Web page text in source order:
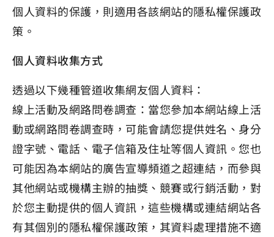
個人資料的保護，則適用各該網站的隱私權保護政
策。
個人資料收集方式
透過以下幾種管道收集網友個人資料：
線上活動及網路問卷調查：當您參加本網站線上活
動或網路問卷調查時，可能會請您提供姓名、身分
證字號、電話、電子信箱及住址等個人資訊。您也
可能因為本網站的廣告宣導頻道之超連結，而參與
其他網站或機構主辦的抽獎、競賽或行銷活動，對
於您主動提供的個人資訊，這些機構或連結網站各
有其個別的隱私權保護政策，其資料處理措施不適